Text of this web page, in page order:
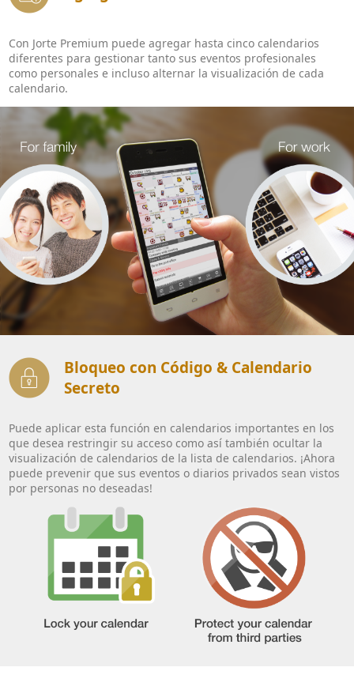
Con Jorte Premium puede agregar hasta cinco calendarios
diferentes para gestionar tanto sus eventos profesionales
como personales e incluso alternar la visualización de cada
calendario.
Bloqueo con Código & Calendario
Secreto
Puede aplicar esta función en calendarios importantes en los
que desea restringir su acceso como así también ocultar la
visualización de calendarios de la lista de calendarios. ¡Ahora
puede prevenir que sus eventos o diarios privados sean vistos
por personas no deseadas!